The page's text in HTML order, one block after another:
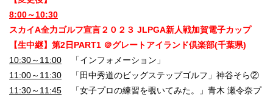
8:00～10:30
スカイA全力ゴルフ宣言２０２３ JLPGA新人戦加賀電子カップ
【生中継】第2日PART1 ＠グレートアイランド倶楽部(千葉県)
10:30～11:00 「インフォメーション」
11:00～11:30 「田中秀道のビッグステップゴルフ」神谷そら②
11:30～11:45 「女子プロの練習を覗いてみた。」青木 瀬令奈プ